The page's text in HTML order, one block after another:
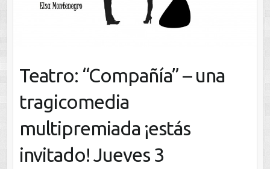
Teatro: “Compañía” – una
tragicomedia
multipremiada ¡estás
invitado! Jueves 3